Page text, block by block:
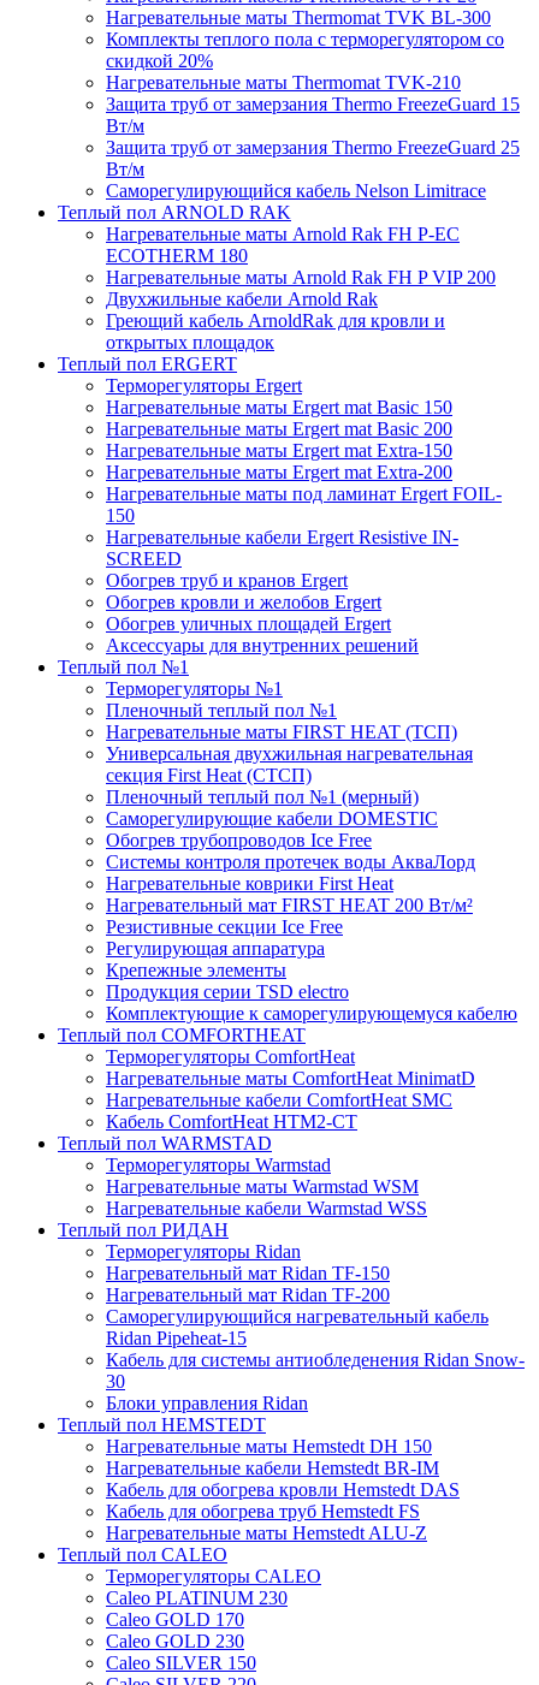
Нагревательные маты Thermomat TVK BL-300
Комплекты теплого пола с терморегулятором со
скидкой 20%
Нагревательные маты Thermomat TVK-210
Защита труб от замерзания Thermo FreezeGuard 15
Вт/м
Защита труб от замерзания Thermo FreezeGuard 25
Вт/м
Саморегулирующийся кабель Nelson Limitrace
Теплый пол ARNOLD RAK
Нагревательные маты Arnold Rak FH P-EC
ECOTHERM 180
Нагревательные маты Arnold Rak FH P VIP 200
Двухжильные кабели Arnold Rak
Греющий кабель ArnoldRak для кровли и
открытых площадок
Теплый пол ERGERT
Терморегуляторы Ergert
Нагревательные маты Ergert mat Basic 150
Нагревательные маты Ergert mat Basic 200
Нагревательные маты Ergert mat Extra-150
Нагревательные маты Ergert mat Extra-200
Нагревательные маты под ламинат Ergert FOIL-
150
Нагревательные кабели Ergert Resistive IN-
SCREED
Обогрев труб и кранов Ergert
Обогрев кровли и желобов Ergert
Обогрев уличных площадей Ergert
Аксессуары для внутренних решений
Теплый пол №1
Терморегуляторы №1
Пленочный теплый пол №1
Нагревательные маты FIRST HEAT (ТСП)
Универсальная двухжильная нагревательная
секция First Heat (СТСП)
Пленочный теплый пол №1 (мерный)
Саморегулирующие кабели DOMESTIC
Обогрев трубопроводов Ice Free
Системы контроля протечек воды АкваЛорд
Нагревательные коврики First Heat
Нагревательный мат FIRST HEAT 200 Вт/м²
Резистивные секции Ice Free
Регулирующая аппаратура
Крепежные элементы
Продукция серии TSD electro
Комплектующие к саморегулирующемуся кабелю
Теплый пол COMFORTHEAT
Терморегуляторы ComfortHeat
Нагревательные маты ComfortHeat MinimatD
Нагревательные кабели ComfortHeat SMC
Кабель ComfortHeat HTM2-CT
Теплый пол WARMSTAD
Терморегуляторы Warmstad
Нагревательные маты Warmstad WSM
Нагревательные кабели Warmstad WSS
Теплый пол РИДАН
Терморегуляторы Ridan
Нагревательный мат Ridan TF-150
Нагревательный мат Ridan TF-200
Саморегулирующийся нагревательный кабель
Ridan Pipeheat-15
Кабель для системы антиобледенения Ridan Snow-
30
Блоки управления Ridan
Теплый пол HEMSTEDT
Нагревательные маты Hemstedt DH 150
Нагревательные кабели Hemstedt BR-IM
Кабель для обогрева кровли Hemstedt DAS
Кабель для обогрева труб Hemstedt FS
Нагревательные маты Hemstedt ALU-Z
Теплый пол CALEO
Терморегуляторы CALEO
Caleo PLATINUM 230
Caleo GOLD 170
Caleo GOLD 230
Caleo SILVER 150